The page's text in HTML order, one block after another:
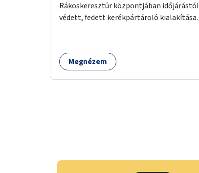
Rákoskeresztúr központjában időjárástól
védett, fedett kerékpártároló kialakítása.
Megnézem